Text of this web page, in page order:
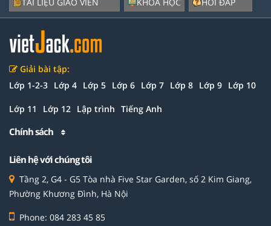
Giải bài tập:
Lớp 1-2-3 Lớp 4 Lớp 5 Lớp 6 Lớp 7 Lớp 8 Lớp 9 Lớp 10
Lớp 11 Lớp 12 Lập trình Tiếng Anh
Chính sách
Liên hệ với chúng tôi
Tầng 2, G4 - G5 Tòa nhà Five Star Garden, số 2 Kim Giang,
Phường Khương Đình, Hà Nội
Phone: 084 283 45 85